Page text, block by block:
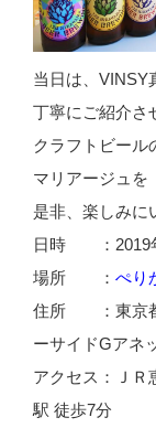
当日は、VINSY
丁寧にご紹介さ
クラフトビール
マリアージュを
是非、楽しみに
日時 ：2019年
場所 ： ぺり
住所 ：東京都
ーサイドGアネ
アクセス：ＪＲ
駅 徒歩7分